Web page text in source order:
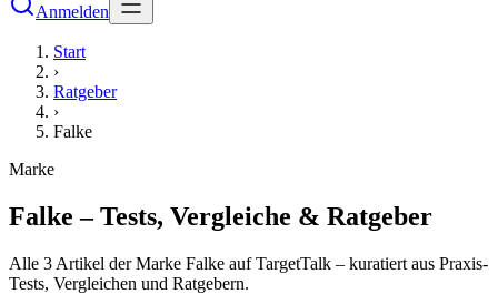
Anmelden
Start
›
Ratgeber
›
Falke
Marke
Falke – Tests, Vergleiche & Ratgeber
Alle 3 Artikel der Marke Falke auf TargetTalk – kuratiert aus Praxis-
Tests, Vergleichen und Ratgebern.